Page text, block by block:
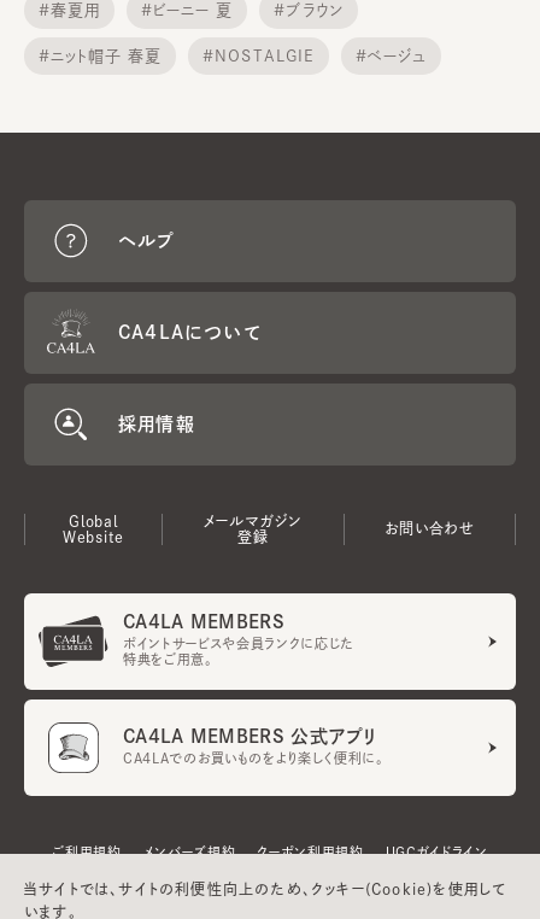
#春夏用 #ビーニー 夏 #ブラウン
#ニット帽子 春夏 #NOSTALGIE #ベージュ
ヘルプ
CA4LAについて
採用情報
Global
Website
メールマガジン
登録
お問い合わせ
CA4LA MEMBERS
ポイントサービスや会員ランクに応じた
特典をご用意。
CA4LA MEMBERS 公式アプリ
CA4LAでのお買いものをより楽しく便利に。
ご利用規約 メンバーズ規約 クーポン利用規約 UGCガイドライン
会社概要 特定商取引法に基づく表示 プライバシーポリシー
当サイトでは、サイトの利便性向上のため、クッキー(Cookie)を使用して
います。